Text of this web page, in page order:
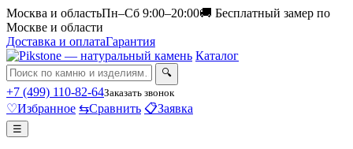
Москва и областьПн–Сб 9:00–20:00🚚 Бесплатный замер по
Москве и области
Доставка и оплатаГарантия
Каталог
🔍
+7 (499) 110-82-64Заказать звонок
♡Избранное ⇆Сравнить 📋Заявка
☰